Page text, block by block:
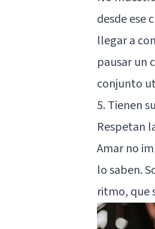
desde ese
llegar a
pausar un
conjunto
5. Tienen
Respetan
Amar no
lo saben.
ritmo, que